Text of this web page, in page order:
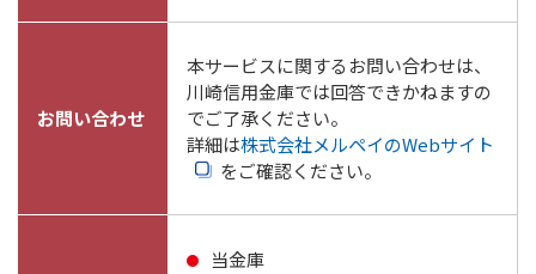
お問い合わせ
本サービスに関するお問い合わせは、
川崎信用金庫では回答できかねますの
でご了承ください。
詳細は株式会社メルペイのWebサイト
をご確認ください。
当金庫